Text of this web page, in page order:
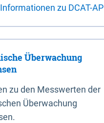
zu DCAT-AP
Überwachung
zu den Messwerten der
Überwachung